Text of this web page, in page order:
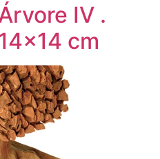
IV .
cm